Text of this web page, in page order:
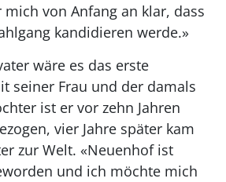
von Anfang an klar, dass
kandidieren werde.»
wäre es das erste
seiner Frau und der damals
ist er vor zehn Jahren
vier Jahre später kam
zur Welt. «Neuenhof ist
und ich möchte mich